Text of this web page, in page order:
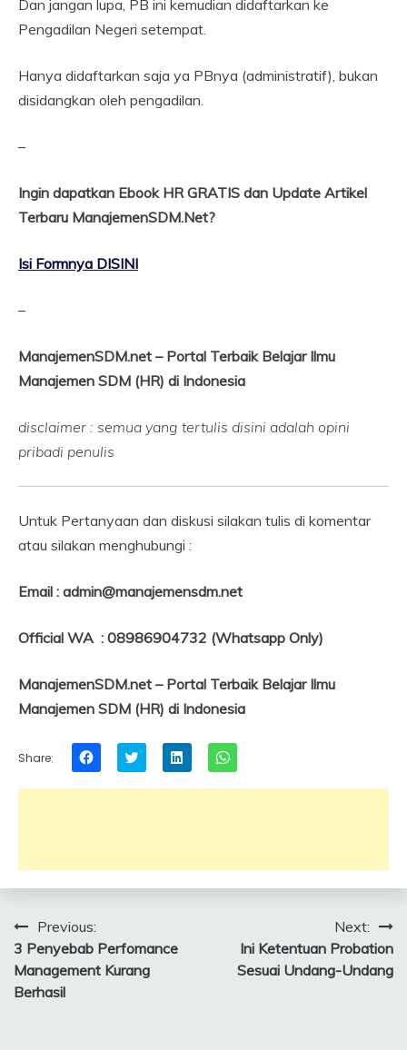
Dan jangan lupa, PB ini kemudian didaftarkan ke
Pengadilan Negeri setempat.
Hanya didaftarkan saja ya PBnya (administratif), bukan
disidangkan oleh pengadilan.
–
Ingin dapatkan Ebook HR GRATIS dan Update Artikel
Terbaru ManajemenSDM.Net?
Isi Formnya DISINI
–
ManajemenSDM.net – Portal Terbaik Belajar Ilmu
Manajemen SDM (HR) di Indonesia
disclaimer : semua yang tertulis disini adalah opini
pribadi penulis
Untuk Pertanyaan dan diskusi silakan tulis di komentar
atau silakan menghubungi :
Email : admin@manajemensdm.net
Official WA : 08986904732 (Whatsapp Only)
ManajemenSDM.net – Portal Terbaik Belajar Ilmu
Manajemen SDM (HR) di Indonesia
Share:
to
on
to
on
to
on
to
on
Post
navigation
Previous:
3 Penyebab Perfomance
Management Kurang
Berhasil
Next:
Ini Ketentuan Probation
Sesuai Undang-Undang